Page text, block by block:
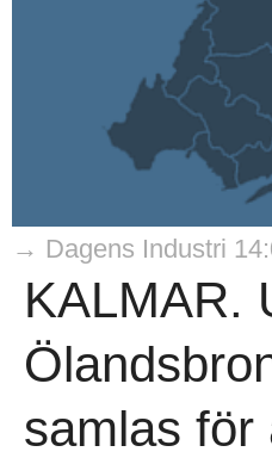
→ Dagens Industri
KALMAR.
samlas för